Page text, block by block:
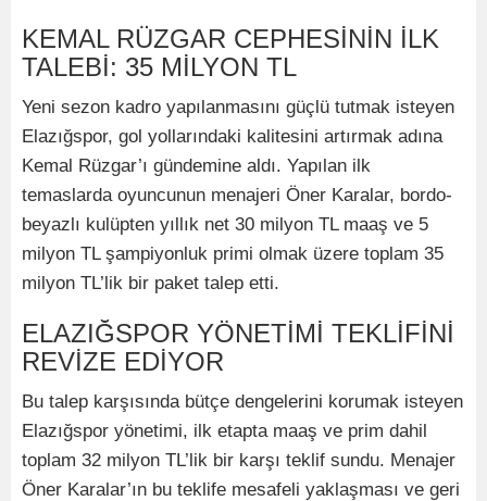
KEMAL RÜZGAR CEPHESİNİN İLK
TALEBİ: 35 MİLYON TL
Yeni sezon kadro yapılanmasını güçlü tutmak isteyen
Elazığspor, gol yollarındaki kalitesini artırmak adına
Kemal Rüzgar’ı gündemine aldı. Yapılan ilk
temaslarda oyuncunun menajeri Öner Karalar, bordo-
beyazlı kulüpten yıllık net 30 milyon TL maaş ve 5
milyon TL şampiyonluk primi olmak üzere toplam 35
milyon TL’lik bir paket talep etti.
ELAZIĞSPOR YÖNETİMİ TEKLİFİNİ
REVİZE EDİYOR
Bu talep karşısında bütçe dengelerini korumak isteyen
Elazığspor yönetimi, ilk etapta maaş ve prim dahil
toplam 32 milyon TL’lik bir karşı teklif sundu. Menajer
Öner Karalar’ın bu teklife mesafeli yaklaşması ve geri